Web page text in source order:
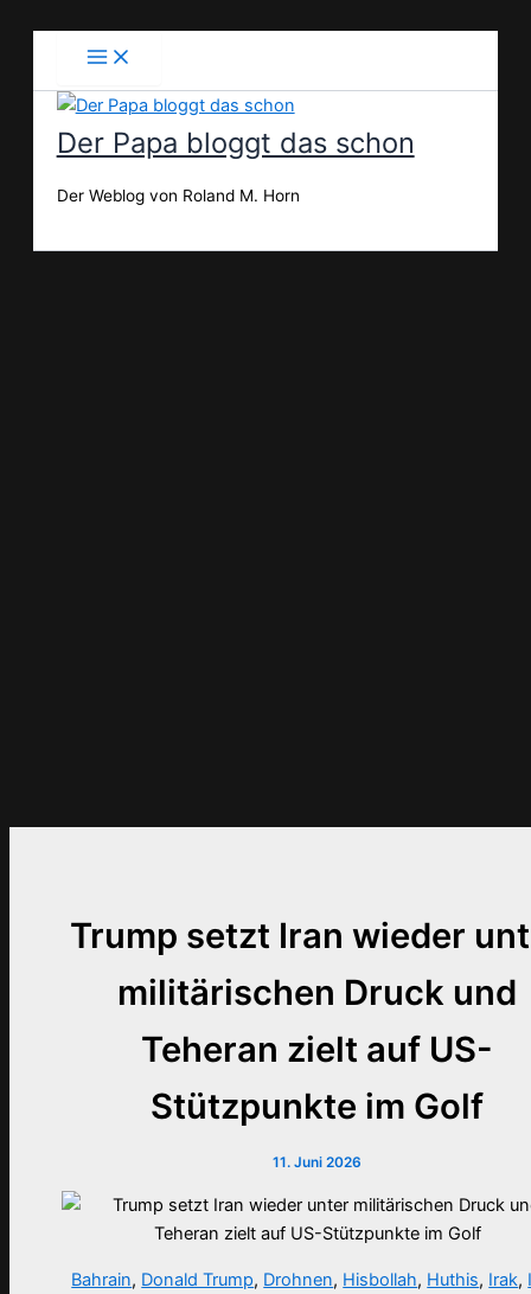
Der Papa bloggt das schon
Der Weblog von Roland M. Horn
Trump setzt Iran wieder
militärischen Druck und
Teheran zielt auf US-
Stützpunkte im Golf
11. Juni 2026
Bahrain, Donald Trump, Drohnen, Hisbollah, Huthis, Irak,